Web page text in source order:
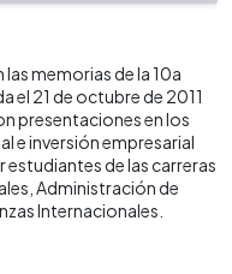
memorias de la 10a
el 21 de octubre de 2011
presentaciones en los
e inversión empresarial
de las carreras
Administración de
Internacionales.